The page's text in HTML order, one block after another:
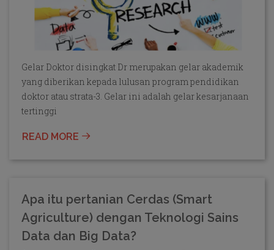
Gelar Doktor disingkat Dr merupakan gelar akademik
yang diberikan kepada lulusan program pendidikan
doktor atau strata-3. Gelar ini adalah gelar kesarjanaan
tertinggi
READ MORE
Apa itu pertanian Cerdas (Smart
Agriculture) dengan Teknologi Sains
Data dan Big Data?